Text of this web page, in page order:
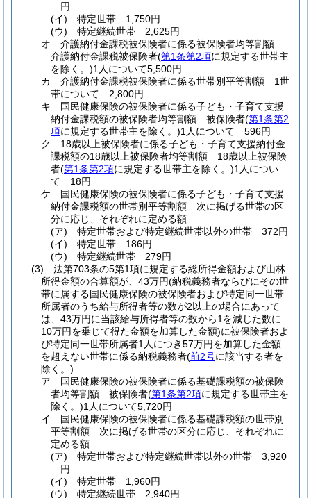
円
(イ)
特定世帯 1,750円
(ウ)
特定継続世帯 2,625円
オ
介護納付金課税被保険者に係る被保険者均等割額
介護納付金課税被保険者(第1条第2項に規定する世帯主
を除く。)1人について5,500円
カ
介護納付金課税被保険者に係る世帯別平等割額 1世
帯について 2,800円
キ
国民健康保険の被保険者に係る子ども・子育て支援
納付金課税額の被保険者均等割額 被保険者(第1条第2
項に規定する世帯主を除く。)1人について 596円
ク
18歳以上被保険者に係る子ども・子育て支援納付金
課税額の18歳以上被保険者均等割額 18歳以上被保険
者(第1条第2項に規定する世帯主を除く。)1人につい
て 18円
ケ
国民健康保険の被保険者に係る子ども・子育て支援
納付金課税額の世帯別平等割額 次に掲げる世帯の区
分に応じ、それぞれに定める額
(ア)
特定世帯および特定継続世帯以外の世帯 372円
(イ)
特定世帯 186円
(ウ)
特定継続世帯 279円
(3)
法第703条の5第1項に規定する総所得金額および山林
所得金額の合算額が、43万円(納税義務者ならびにその世
帯に属する国民健康保険の被保険者および特定同一世帯
所属者のうち給与所得者等の数が2以上の場合にあって
は、43万円に当該給与所得者等の数から1を減じた数に
10万円を乗じて得た金額を加算した金額)に被保険者およ
び特定同一世帯所属者1人につき57万円を加算した金額
を超えない世帯に係る納税義務者(前2号に該当する者を
除く。)
ア
国民健康保険の被保険者に係る基礎課税額の被保険
者均等割額 被保険者(第1条第2項に規定する世帯主を
除く。)1人について5,720円
イ
国民健康保険の被保険者に係る基礎課税額の世帯別
平等割額 次に掲げる世帯の区分に応じ、それぞれに
定める額
(ア)
特定世帯および特定継続世帯以外の世帯 3,920
円
(イ)
特定世帯 1,960円
(ウ)
特定継続世帯 2,940円